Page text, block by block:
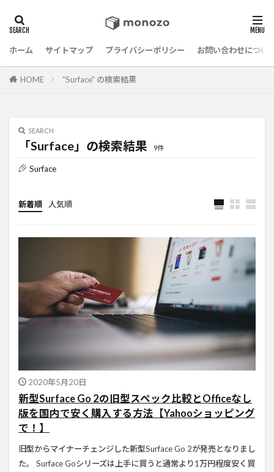
ホーム サイトマップ プライバシーポリシー お問い合わせについ
HOME "Surface" の検索結果
SEARCH
「Surface」の検索結果 9件
Surface
新着順 人気順
2020年5月20日
新型Surface Go 2の旧型スペック比較とOfficeなし
版を国内で安く購入する方法【Yahooショッピング
で！】
旧型からマイナーチェンジした新型Surface Go 2が発売となりまし
た。 Surface Goシリーズは上手に買うと通常より1万円程度安く買